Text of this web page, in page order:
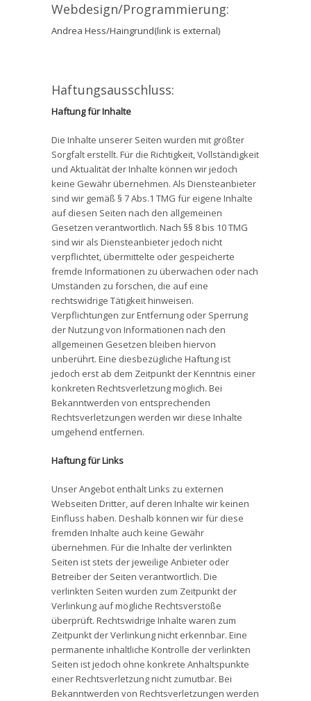
Webdesign/Programmierung:
Andrea Hess/Haingrund(link is external)
Haftungsausschluss:
Haftung für Inhalte
Die Inhalte unserer Seiten wurden mit größter
Sorgfalt erstellt. Für die Richtigkeit, Vollständigkeit
und Aktualität der Inhalte können wir jedoch
keine Gewähr übernehmen. Als Diensteanbieter
sind wir gemäß § 7 Abs.1 TMG für eigene Inhalte
auf diesen Seiten nach den allgemeinen
Gesetzen verantwortlich. Nach §§ 8 bis 10 TMG
sind wir als Diensteanbieter jedoch nicht
verpflichtet, übermittelte oder gespeicherte
fremde Informationen zu überwachen oder nach
Umständen zu forschen, die auf eine
rechtswidrige Tätigkeit hinweisen.
Verpflichtungen zur Entfernung oder Sperrung
der Nutzung von Informationen nach den
allgemeinen Gesetzen bleiben hiervon
unberührt. Eine diesbezügliche Haftung ist
jedoch erst ab dem Zeitpunkt der Kenntnis einer
konkreten Rechtsverletzung möglich. Bei
Bekanntwerden von entsprechenden
Rechtsverletzungen werden wir diese Inhalte
umgehend entfernen.
Haftung für Links
Unser Angebot enthält Links zu externen
Webseiten Dritter, auf deren Inhalte wir keinen
Einfluss haben. Deshalb können wir für diese
fremden Inhalte auch keine Gewähr
übernehmen. Für die Inhalte der verlinkten
Seiten ist stets der jeweilige Anbieter oder
Betreiber der Seiten verantwortlich. Die
verlinkten Seiten wurden zum Zeitpunkt der
Verlinkung auf mögliche Rechtsverstöße
überprüft. Rechtswidrige Inhalte waren zum
Zeitpunkt der Verlinkung nicht erkennbar. Eine
permanente inhaltliche Kontrolle der verlinkten
Seiten ist jedoch ohne konkrete Anhaltspunkte
einer Rechtsverletzung nicht zumutbar. Bei
Bekanntwerden von Rechtsverletzungen werden